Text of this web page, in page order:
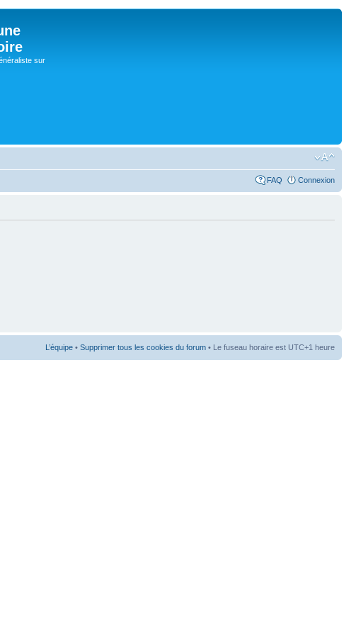
sur
FAQ Connexion
L’équipe • Supprimer tous les cookies du forum • Le fuseau horaire est UTC+1 heure